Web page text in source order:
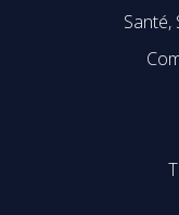
Santé,